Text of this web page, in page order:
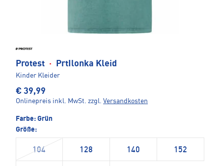
Protest · PrtIlonka Kleid
Kinder Kleider
€ 39,99
Onlinepreis inkl. MwSt. zzgl. Versandkosten
Farbe: Grün
Größe:
104 128 140 152